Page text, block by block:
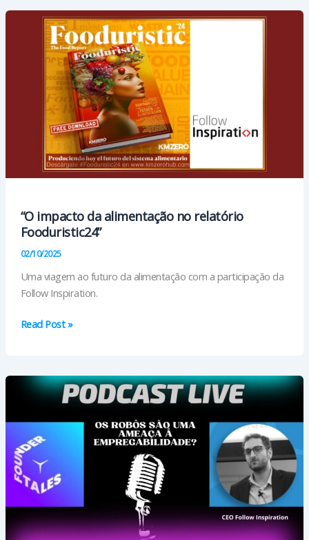
o
finalista
Startup
challenge”
“O impacto da alimentação no relatório
Fooduristic24”
02/10/2025
Uma viagem ao futuro da alimentação com a participação da
Follow Inspiration.
“O
alimentação
Fooduristic24”
Read Post »